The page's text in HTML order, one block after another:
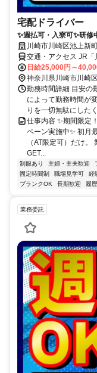
宅配ドライバー
✨週払可・入寮可✨研修
川崎市川崎区池上新
交通・アクセス JR「
日給25,000円～
神奈川県川崎市川崎
勤務時間詳細 目安
によって勤務時間が
りを一切無駄にした
仕事内容 ✨期間限定
ペーン実施中✨ 初月
（AT限定可）だけ
GET...
制服あり 主婦・主夫歓迎
固定時間制
職場見学可 経
ブランクOK
長期歓迎 履
業務委託